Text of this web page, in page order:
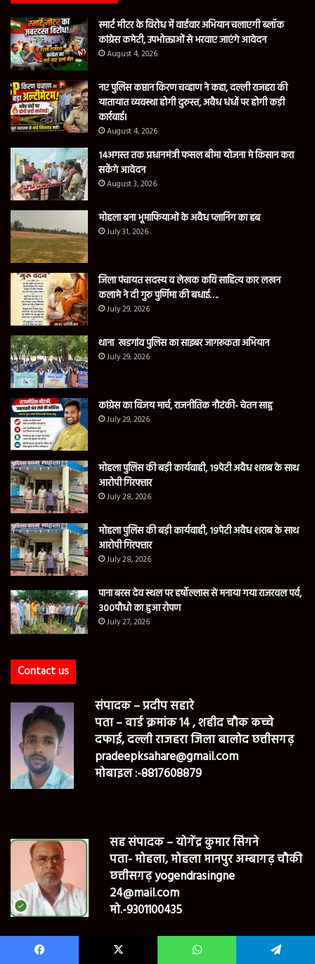
स्मार्ट मीटर के विरोध में वार्डवार अभियान चलाएगी ब्लॉक
कांग्रेस कमेटी, उपभोक्ताओं से भरवाए जाएंगे आवेदन
August 4, 2026
नए पुलिस कप्तान किरण चव्हाण ने कहा, दल्ली राजहरा की
यातायात व्यवस्था होगी दुरुस्त, अवैध धंधों पर होगी कड़ी
कार्रवाई।
August 4, 2026
14अगस्त तक प्रधानमंत्री फसल बीमा योजना मे किसान करा
सकेंगे आवेदन
August 3, 2026
मोहला बना भूमाफियाओं के अवैध प्लानिंग का हब
July 31, 2026
जिला पंचायत सदस्य व लेखक कवि साहित्य कार लखन
कलामे ने दी गुरु पुर्णिमा की बधाई….
July 29, 2026
थाना खडगांव पुलिस का साइबर जागरूकता अभियान
July 29, 2026
कांग्रेस का विजय मार्च, राजनीतिक नौटंकी- चेतन साहु
July 29, 2026
मोहला पुलिस की बड़ी कार्यवाही, 19पेटी अवैध शराब के साथ
आरोपी गिरफ्तार
July 28, 2026
मोहला पुलिस की बड़ी कार्यवाही, 19पेटी अवैध शराब के साथ
आरोपी गिरफ्तार
July 28, 2026
पाना बरस देव स्थल पर हर्षोल्लास से मनाया गया राजरवल पर्व,
300पौधो का हुआ रोपण
July 27, 2026
Contact us
संपादक – प्रदीप सहारे
पता – वार्ड क्रमांक 14 , शहीद चौक कच्चे
दफाई, दल्ली राजहरा जिला बालोद छत्तीसगढ़
pradeepksahare@gmail.com
मोबाइल :-8817608879
सह संपादक – योगेंद्र कुमार सिंगने
पता- मोहला, मोहला मानपुर अम्बागढ़ चौकी
छत्तीसगढ़ yogendrasingne
24@mail.com
मो.-9301100435